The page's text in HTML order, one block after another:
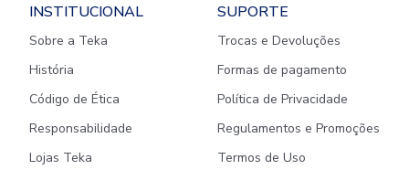
INSTITUCIONAL
Sobre a Teka
História
Código de Ética
Responsabilidade
Lojas Teka
SUPORTE
Trocas e Devoluções
Formas de pagamento
Política de Privacidade
Regulamentos e Promoções
Termos de Uso